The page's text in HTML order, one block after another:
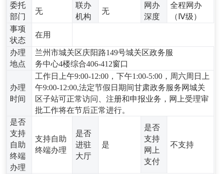
委托
部门
无
联办
机构
无
网办
深度
全程网办
（Ⅳ级）
事项
状态
在用
办理
地点
兰州市城关区庆阳路149号城关区政务服
务中心4楼综合406-412窗口
办理
时间
工作日上午9:00-12:00，下午1:00-5:00，周六周日上
午9:00-12:00,法定节假日期间甘肃政务服务网城关
区子站可正常访问、注册和申报业务，网上受理审
批工作将在节后正常进行。
是否
支持
自助
终端
办理
支持自助
终端办理
是否
进驻
大厅
是
是否
支持
网上
支付
不支持